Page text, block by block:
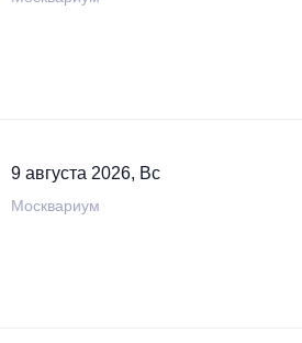
9 августа 2026, Вс
Москвариум